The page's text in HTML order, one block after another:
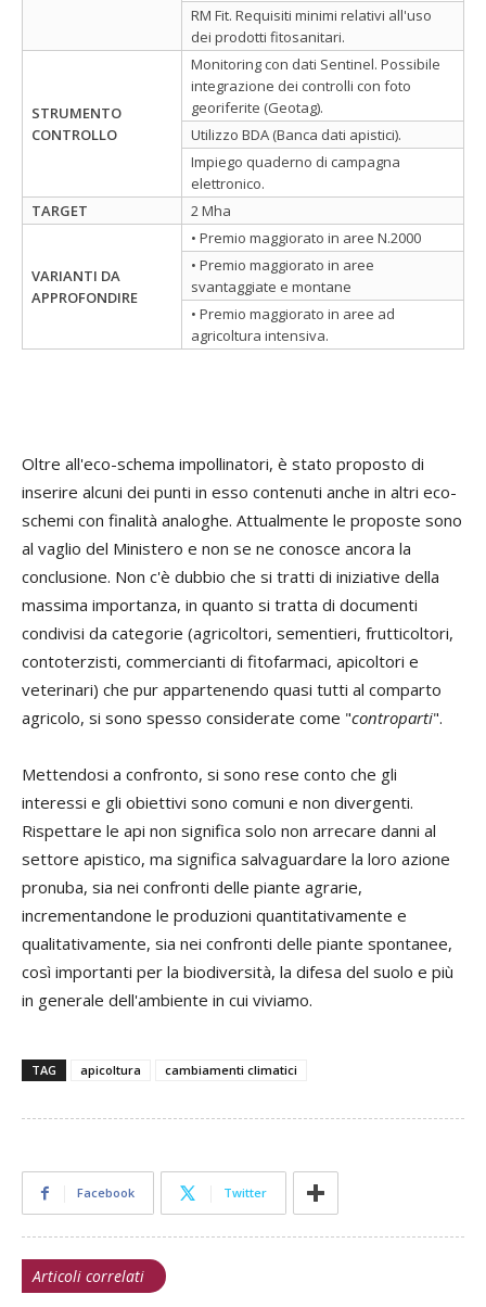
RM Fit. Requisiti minimi relativi all'uso
dei prodotti fitosanitari.
STRUMENTO
CONTROLLO
Monitoring con dati Sentinel. Possibile
integrazione dei controlli con foto
georiferite (Geotag).
Utilizzo BDA (Banca dati apistici).
Impiego quaderno di campagna
elettronico.
TARGET
2 Mha
VARIANTI DA
APPROFONDIRE
• Premio maggiorato in aree N.2000
• Premio maggiorato in aree
svantaggiate e montane
• Premio maggiorato in aree ad
agricoltura intensiva.
Oltre all'eco-schema impollinatori, è stato proposto di
inserire alcuni dei punti in esso contenuti anche in altri eco-
schemi con finalità analoghe. Attualmente le proposte sono
al vaglio del Ministero e non se ne conosce ancora la
conclusione. Non c'è dubbio che si tratti di iniziative della
massima importanza, in quanto si tratta di documenti
condivisi da categorie (agricoltori, sementieri, frutticoltori,
contoterzisti, commercianti di fitofarmaci, apicoltori e
veterinari) che pur appartenendo quasi tutti al comparto
agricolo, si sono spesso considerate come "controparti".
Mettendosi a confronto, si sono rese conto che gli
interessi e gli obiettivi sono comuni e non divergenti.
Rispettare le api non significa solo non arrecare danni al
settore apistico, ma significa salvaguardare la loro azione
pronuba, sia nei confronti delle piante agrarie,
incrementandone le produzioni quantitativamente e
qualitativamente, sia nei confronti delle piante spontanee,
così importanti per la biodiversità, la difesa del suolo e più
in generale dell'ambiente in cui viviamo.
TAG apicoltura cambiamenti climatici
Facebook Twitter
Articoli correlati